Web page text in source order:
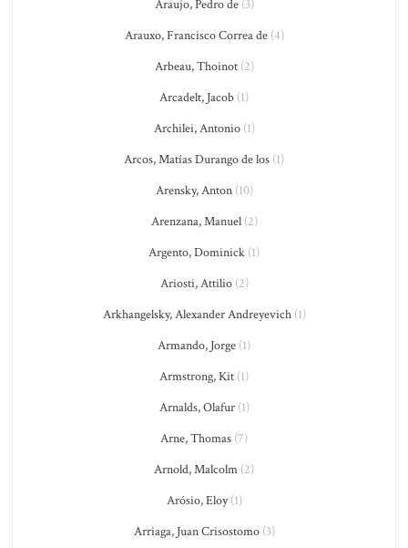
Araujo, Pedro de(3)
Arauxo, Francisco Correa de(4)
Arbeau, Thoinot(2)
Arcadelt, Jacob (1)
Archilei, Antonio(1)
Arcos, Matías Durango de los (1)
Arensky, Anton(10)
Arenzana, Manuel(2)
Argento, Dominick (1)
Ariosti, Attilio(2)
Arkhangelsky, Alexander Andreyevich(1)
Armando, Jorge (1)
Armstrong, Kit (1)
Arnalds, Olafur(1)
Arne, Thomas (7)
Arnold, Malcolm (2)
Arósio, Eloy(1)
Arriaga, Juan Crisostomo(3)